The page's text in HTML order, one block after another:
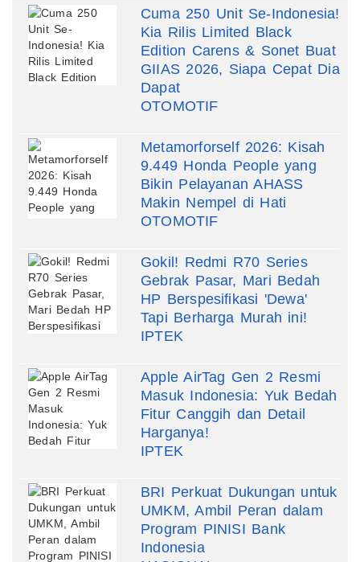
Cuma 250 Unit Se-Indonesia!
Kia Rilis Limited Black
Edition Carens & Sonet Buat
GIIAS 2026, Siapa Cepat Dia
Dapat
OTOMOTIF
Metamorforself 2026: Kisah
9.449 Honda People yang
Bikin Pelayanan AHASS
Makin Nempel di Hati
OTOMOTIF
Gokil! Redmi R70 Series
Gebrak Pasar, Mari Bedah
HP Berspesifikasi 'Dewa'
Tapi Berharga Murah ini!
IPTEK
Apple AirTag Gen 2 Resmi
Masuk Indonesia: Yuk Bedah
Fitur Canggih dan Detail
Harganya!
IPTEK
BRI Perkuat Dukungan untuk
UMKM, Ambil Peran dalam
Program PINISI Bank
Indonesia